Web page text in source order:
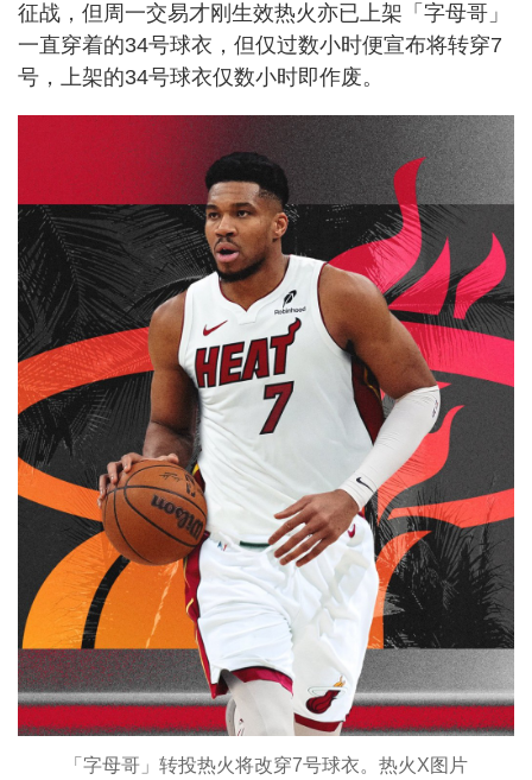
征战，但周一交易才刚生效热火亦已上架「字母哥」
一直穿着的34号球衣，但仅过数小时便宣布将转穿7
号，上架的34号球衣仅数小时即作废。
「字母哥」转投热火将改穿7号球衣。热火X图片